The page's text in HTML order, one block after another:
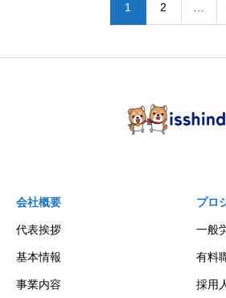
1 2
会社概要
代表挨拶
基本情報
事業内容
プロ
一般
有料
採用